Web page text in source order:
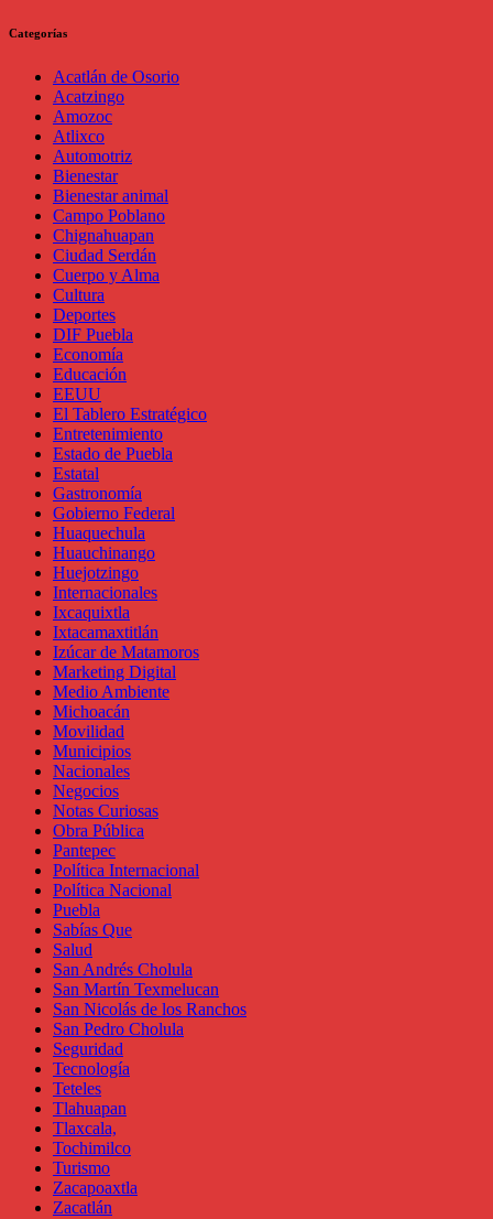
Categorías
Acatlán de Osorio
Acatzingo
Amozoc
Atlixco
Automotriz
Bienestar
Bienestar animal
Campo Poblano
Chignahuapan
Ciudad Serdán
Cuerpo y Alma
Cultura
Deportes
DIF Puebla
Economía
Educación
EEUU
El Tablero Estratégico
Entretenimiento
Estado de Puebla
Estatal
Gastronomía
Gobierno Federal
Huaquechula
Huauchinango
Huejotzingo
Internacionales
Ixcaquixtla
Ixtacamaxtitlán
Izúcar de Matamoros
Marketing Digital
Medio Ambiente
Michoacán
Movilidad
Municipios
Nacionales
Negocios
Notas Curiosas
Obra Pública
Pantepec
Política Internacional
Política Nacional
Puebla
Sabías Que
Salud
San Andrés Cholula
San Martín Texmelucan
San Nicolás de los Ranchos
San Pedro Cholula
Seguridad
Tecnología
Teteles
Tlahuapan
Tlaxcala,
Tochimilco
Turismo
Zacapoaxtla
Zacatlán